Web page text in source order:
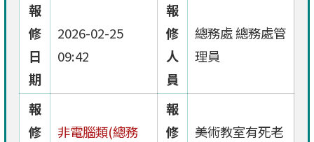
報
修
日
期
2026-02-25
09:42
報
修
人
員
總務處 總務處管
理員
報
修
非電腦類(總務
報
修
美術教室有死老